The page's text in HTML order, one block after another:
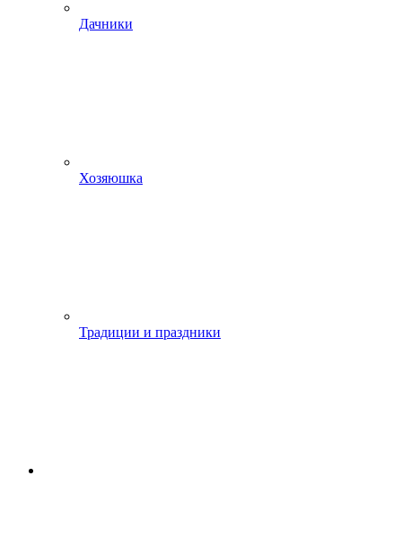
Дачники
Хозяюшка
Традиции и праздники